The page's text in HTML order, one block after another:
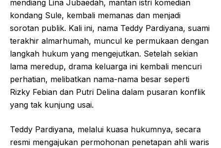
mendiang Lina Jubaedah, mantan istri komedian
kondang Sule, kembali memanas dan menjadi
sorotan publik. Kali ini, nama Teddy Pardiyana, suami
terakhir almarhumah, muncul ke permukaan dengan
langkah hukum yang mengejutkan. Setelah sekian
lama meredup, drama keluarga ini kembali mencuri
perhatian, melibatkan nama-nama besar seperti
Rizky Febian dan Putri Delina dalam pusaran konflik
yang tak kunjung usai.
Teddy Pardiyana, melalui kuasa hukumnya, secara
resmi mengajukan permohonan penetapan ahli waris